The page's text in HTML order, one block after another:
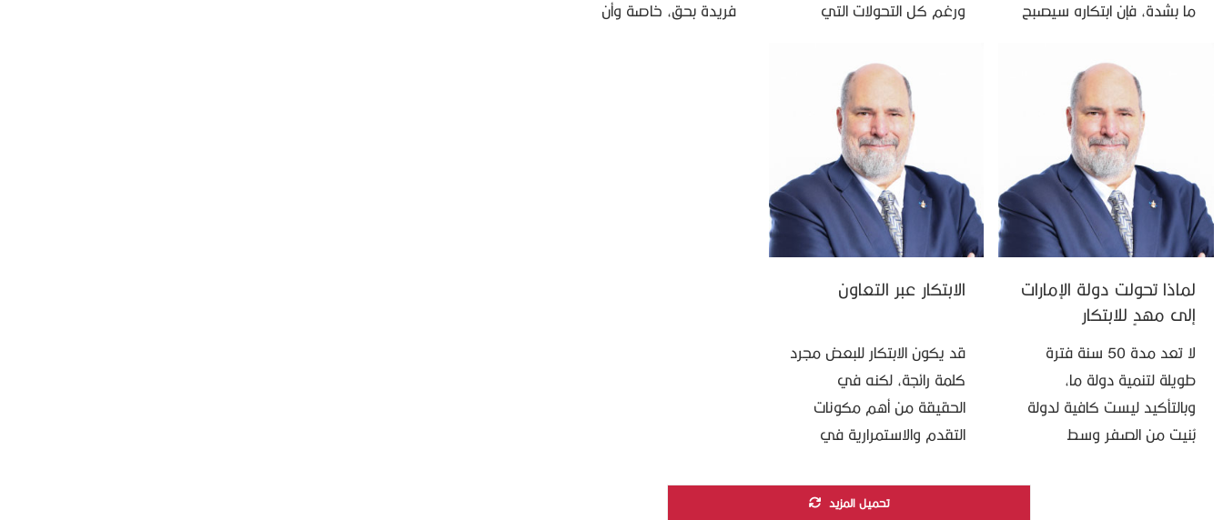
ما بشدة، فإن ابتكاره سيصبح
الأمثلة على ذلك تطوير
الأنظمة المستقلة التي …
ورغم كل التحولات التي
والجوي في يومنا الحالي
بهدف تعزيز سرعة التجارة
الدولية وكفاءتها، لم …
فريدة بحق، خاصة وأن
لماذا تحولت دولة الإمارات
إلى مهدٍ للابتكار
لا تعد مدة 50 سنة فترة
طويلة لتنمية دولة ما،
وبالتأكيد ليست كافية لدولة
بُنيت من الصفر وسط
الابتكار عبر التعاون
قد يكون الابتكار للبعض مجرد
كلمة رائجة، لكنه في
الحقيقة من أهم مكونات
التقدم والاستمرارية في
المجتمعات والصناعات
تحميل المزيد